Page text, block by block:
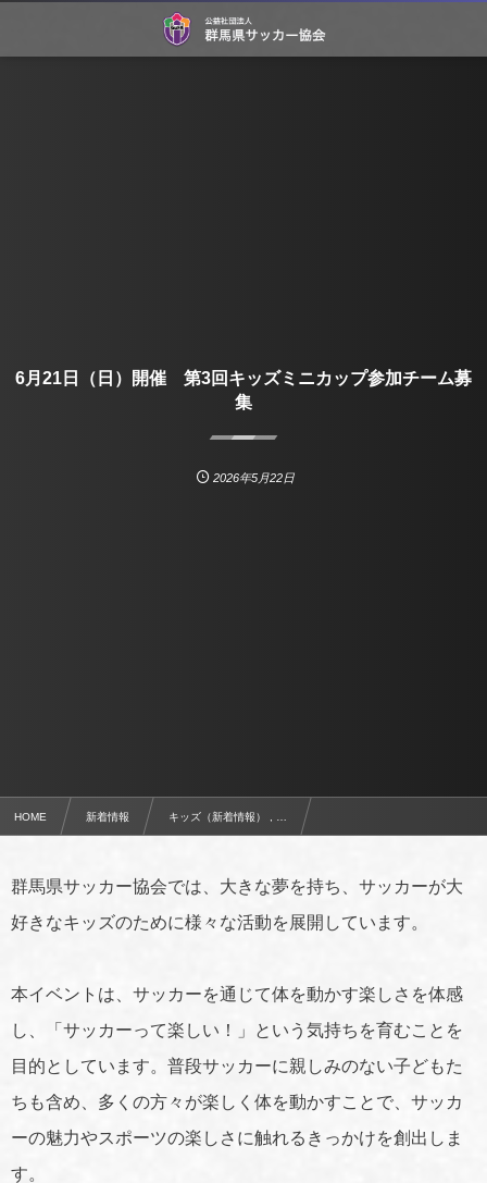
6月21日（日）開催 第3回キッズミニカップ参加チーム募
集
2026年5月22日
HOME 新着情報 キッズ（新着情報） , …
群馬県サッカー協会では、大きな夢を持ち、サッカーが大
好きなキッズのために様々な活動を展開しています。
本イベントは、サッカーを通じて体を動かす楽しさを体感
し、「サッカーって楽しい！」という気持ちを育むことを
目的としています。普段サッカーに親しみのない子どもた
ちも含め、多くの方々が楽しく体を動かすことで、サッカ
ーの魅力やスポーツの楽しさに触れるきっかけを創出しま
す。